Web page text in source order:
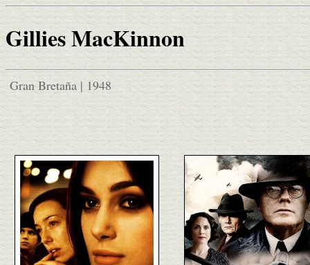
Gillies MacKinnon
Gran Bretaña | 1948